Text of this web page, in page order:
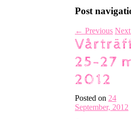
Regionsrepresentanter
Klädkollektion
backspegeln
Post
← Previous Next
25-27
2012
Posted on 24
September, 2012